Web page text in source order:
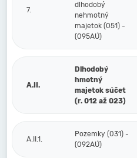
7.
dlhodobý
nehmotný
majetok (051) -
(095AÚ)
A.II.
Dlhodobý
hmotný
majetok súčet
(r. 012 až 023)
A.II.1.
Pozemky (031) -
(092AÚ)